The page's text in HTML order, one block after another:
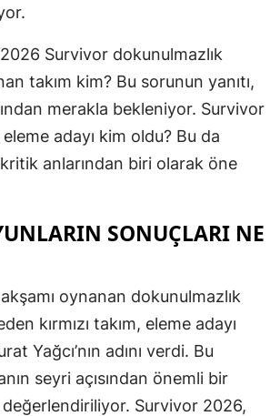
Nevşehir
Niğde
Ordu
Rize
Sinop
Sivas
Tekirdağ
2026 Survivor dokunulmazlık
takım kim? Bu sorunun yanıtı,
merakla bekleniyor. Survivor
adayı kim oldu? Bu da
kritik anlarından biri olarak öne
SONUÇLARI NE
oynanan dokunulmazlık
kırmızı takım, eleme adayı
Yağcı’nın adını verdi. Bu
seyri açısından önemli bir
Survivor 2026,